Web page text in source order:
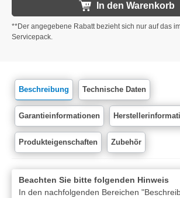
In den Warenkorb
**Der angegebene Rabatt bezieht sich nur auf das
Servicepack.
Beschreibung Technische Daten
Garantieinformationen
Produkteigenschaften Zubehör
Beachten Sie bitte folgenden Hinweis
In den nachfolgenden Bereichen